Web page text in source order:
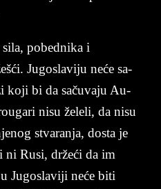
­si­la, po­bed­ni­ka i
Ju­go­sla­vi­ju neće sa­
koji bi da sačuva­ju Au­
nisu žele­li, da nisu
stva­ran­ja, do­sta je
ni Rusi, držeći da im
Ju­go­sla­vi­ji neće biti